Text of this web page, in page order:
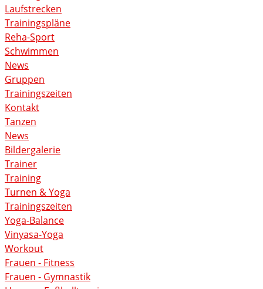
Laufstrecken
Trainingspläne
Reha-Sport
Schwimmen
News
Gruppen
Trainingszeiten
Kontakt
Tanzen
News
Bildergalerie
Trainer
Training
Turnen & Yoga
Trainingszeiten
Yoga-Balance
Vinyasa-Yoga
Workout
Frauen - Fitness
Frauen - Gymnastik